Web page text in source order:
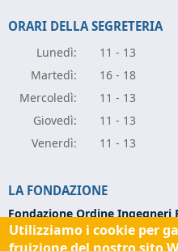
ORARI DELLA SEGRETERIA
Lunedì:
11 - 13
Martedì:
16 - 18
Mercoledì:
11 - 13
Giovedì:
11 - 13
Venerdì: 11 - 13
LA FONDAZIONE
Fondazione Ordine Ingegneri
Via Campo di Marte, 9 - 06124
Codice Fiscale: 94139270543
Utilizziamo i cookie per